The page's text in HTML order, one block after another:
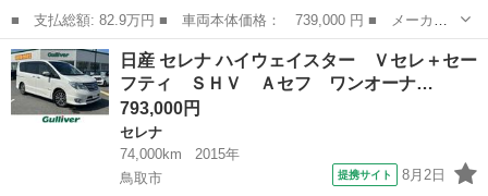
■ 支払総額: 82.9万円 ■ 車両本体価格： 739,000 円 ■ メーカー
名： 日産 ■ 車種名： デイズ ■ グレード名： ハイウェイスタ
ー Ｇターボ ☆車検整備付き☆禁煙車☆ナビ☆ エマージェンシブ
レーキ☆９型...
鳥取 米子市 デイズ
日産 セレナ ハイウェイスター Ｖセレ＋セー
フティ ＳＨＶ Ａセフ ワンオーナ…
793,000円
セレナ
74,000km
2015年
鳥取市
提携サイト 8月2日